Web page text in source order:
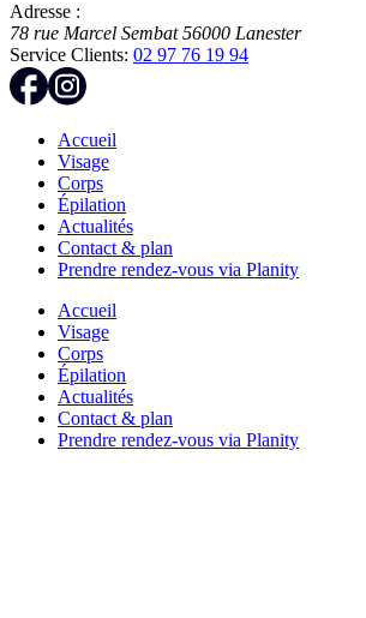
Adresse :
78 rue Marcel Sembat 56000 Lanester
Service Clients: 02 97 76 19 94
Accueil
Visage
Corps
Épilation
Actualités
Contact & plan
Prendre rendez-vous via Planity
Accueil
Visage
Corps
Épilation
Actualités
Contact & plan
Prendre rendez-vous via Planity